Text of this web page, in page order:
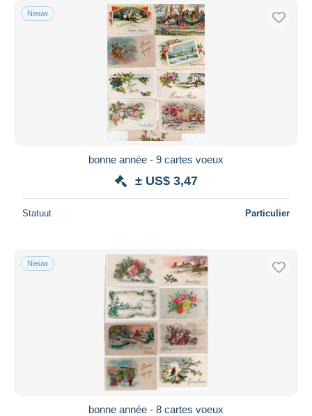
Nieuw
bonne année - 9 cartes voeux
± US$ 3,47
Statuut Particulier
Nieuw
bonne année - 8 cartes voeux